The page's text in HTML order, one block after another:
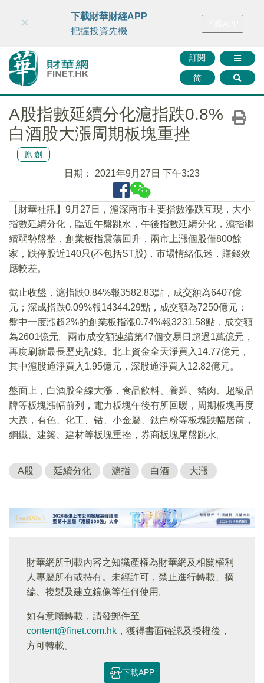
財華智庫網 FINTV FINMETA 財華證券 媒體矩陣
訂閱
简
×
下載財華財經APP
把握投資先機
A股指數延續分化滬指跌0.8%
白酒股大漲周期板塊重挫
原創
日期： 2021年9月27日 下午3:23
【財華社訊】9月27日，滬深兩市主要指數漲跌互現，大小
指數延續分化，臨近午盤跳水，午後指數延續分化，滬指繼
續弱勢盤整，創業板指震蕩回升，兩市上漲個股僅800餘
家，跌停股近140只(不包括ST股)，市場情緒低迷，賺錢效
應較差。
截止收盤，滬指跌0.84%報3582.83點，成交額為6407億
元；深成指跌0.09%報14344.29點，成交額為7250億元；
盤中一度漲超2%的創業板指漲0.74%報3231.58點，成交額
為2601億元。兩市成交額連續第47個交易日超過1萬億元，
再度刷新最長歷史記錄。北上資金全天淨買入14.77億元，
其中滬股通淨買入1.95億元，深股通淨買入12.82億元。
盤面上，白酒股全線大漲，食品飲料、養雞、豬肉、超級品
牌等板塊漲幅前列，電力板塊午後有所回暖，周期板塊再度
大跌，有色、化工、钴、小金屬、鈦白粉等板塊跌幅居前，
鋼鐵、建築、建材等板塊重挫，券商板塊尾盤跳水。
A股 延續分化 滬指 白酒 大漲
財華網所刊載內容之知識產權為財華網及相關權利
人專屬所有或持有。未經許可，禁止進行轉載、摘
編、複製及建立鏡像等任何使用。
如有意願轉載，請發郵件至
content@finet.com.hk ，獲得書面確認及授權後，
方可轉載。
下載APP